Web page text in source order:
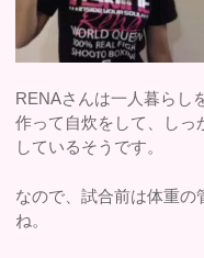
RENAさんは一人暮らし
作って自炊をして、しっ
しているそうです。
なので、試合前は体重の
ね。